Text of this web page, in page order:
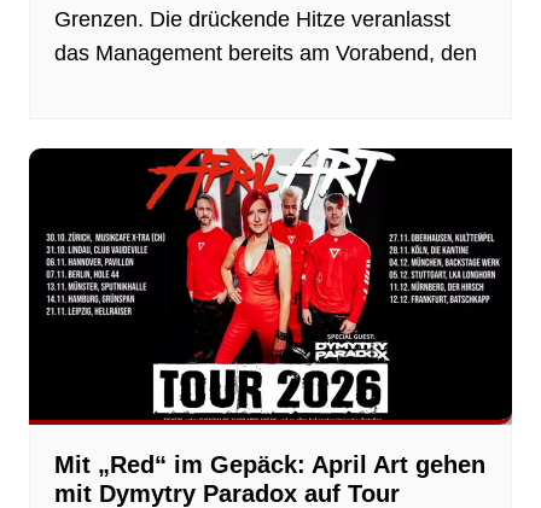
Grenzen. Die drückende Hitze veranlasst
das Management bereits am Vorabend, den
Mit „Red“ im Gepäck: April Art gehen
mit Dymytry Paradox auf Tour